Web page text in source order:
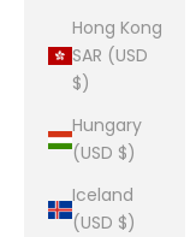
Hong Kong
SAR (USD
$)
Hungary
(USD $)
Iceland
(USD $)